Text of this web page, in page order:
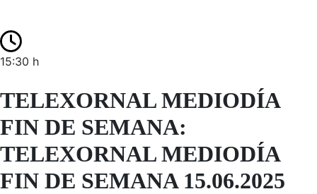
15:30 h
TELEXORNAL MEDIODÍA
FIN DE SEMANA:
TELEXORNAL MEDIODÍA
FIN DE SEMANA 15.06.2025